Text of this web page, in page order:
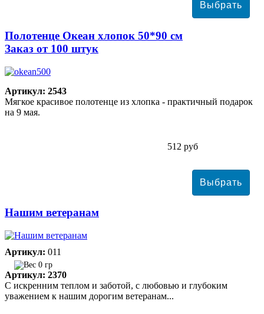
Полотенце Океан хлопок 50*90 см
Заказ от 100 штук
Артикул: 2543
Мягкое красивое полотенце из хлопка - практичный подарок
на 9 мая.
512 руб
Нашим ветеранам
Артикул: 011
0 гр
Артикул: 2370
С искренним теплом и заботой, с любовью и глубоким
уважением к нашим дорогим ветеранам...